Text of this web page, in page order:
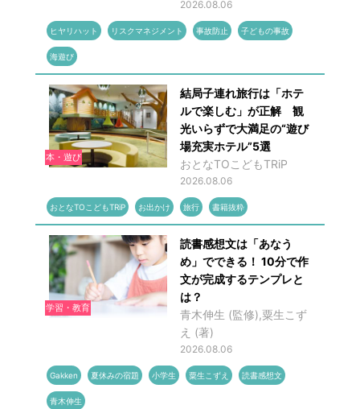
2026.08.06
ヒヤリハット リスクマネジメント 事故防止 子どもの事故
海遊び
本・遊び
結局子連れ旅行は「ホテ
ルで楽しむ」が正解 観
光いらずで大満足の“遊び
場充実ホテル”5選
おとなTOこどもTRiP
2026.08.06
おとなTOこどもTRiP お出かけ 旅行 書籍抜粋
学習・教育
読書感想文は「あなう
め」でできる！ 10分で作
文が完成するテンプレと
は？
青木伸生 (監修),粟生こず
え (著)
2026.08.06
Gakken 夏休みの宿題 小学生 粟生こずえ 読書感想文
青木伸生